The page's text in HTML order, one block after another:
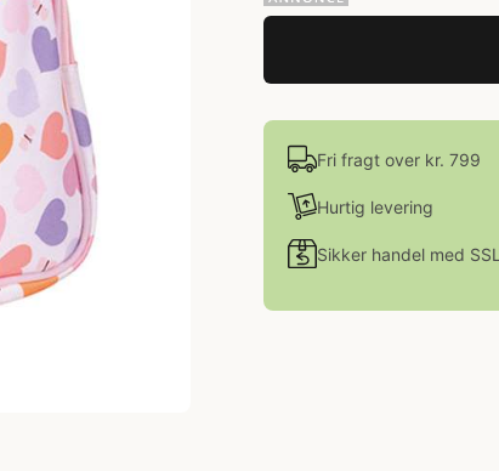
Fri fragt over kr. 799
Hurtig levering
Sikker handel med SSL